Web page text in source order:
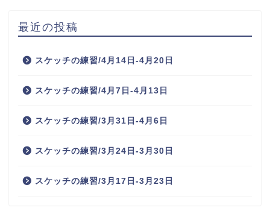
最近の投稿
スケッチの練習/4月14日-4月20日
スケッチの練習/4月7日-4月13日
スケッチの練習/3月31日-4月6日
スケッチの練習/3月24日-3月30日
スケッチの練習/3月17日-3月23日